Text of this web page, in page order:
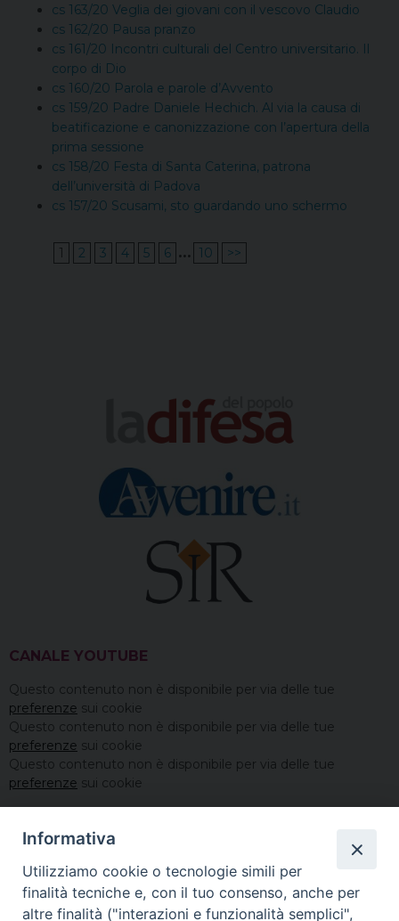
cs 163/20 Veglia dei giovani con il vescovo Claudio
cs 162/20 Pausa pranzo
cs 161/20 Incontri culturali del Centro universitario. Il
corpo di Dio
cs 160/20 Parola e parole d’Avvento
cs 159/20 Padre Daniele Hechich. Al via la causa di
beatificazione e canonizzazione con l’apertura della
prima sessione
cs 158/20 Festa di Santa Caterina, patrona
dell’università di Padova
cs 157/20 Scusami, sto guardando uno schermo
1 2 3 4 5 6 ... 10 >>
CANALE YOUTUBE
Questo contenuto non è disponibile per via delle tue
preferenze sui cookie
Questo contenuto non è disponibile per via delle tue
preferenze sui cookie
Questo contenuto non è disponibile per via delle tue
preferenze sui cookie
Informativa
Utilizziamo cookie o tecnologie simili per
finalità tecniche e, con il tuo consenso, anche per
altre finalità ("interazioni e funzionalità semplici",